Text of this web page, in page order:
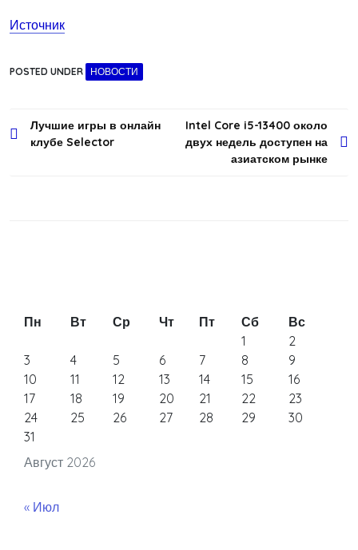
Источник
POSTED UNDER НОВОСТИ
Навигация
Лучшие игры в онлайн
клубе Selector
Intel Core i5-13400 около
двух недель доступен на
азиатском рынке
Август 2026
Пн Вт Ср Чт Пт Сб
Вс
1
2
3
4 5 6 7 8
9
10
11 12 13 14 15
16
17
18 19 20 21 22
23
24
25 26 27 28 29
30
31
« Июл